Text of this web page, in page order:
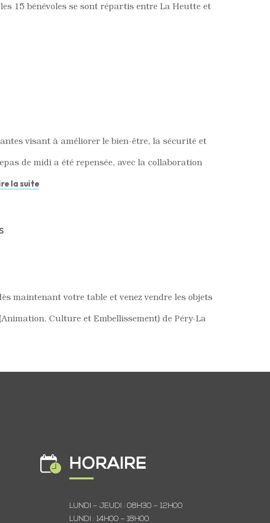
15 bénévoles se sont répartis entre La Heutte et
visant à améliorer le bien-être, la sécurité et
de midi a été repensée, avec la collaboration
la suite
maintenant votre table et venez vendre les objets
Culture et Embellissement) de Péry-La
HORAIRE
LUNDI – JEUDI : 08H30 – 12H00
LUNDI : 14H00 – 18H00